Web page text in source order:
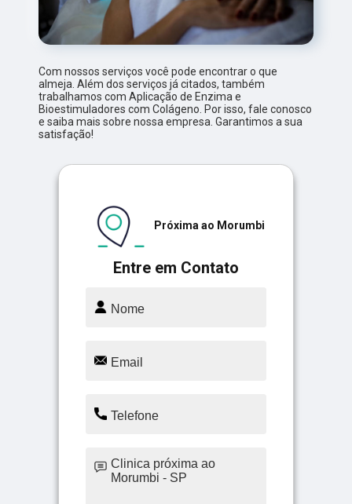
Com nossos serviços você pode encontrar o que
almeja. Além dos serviços já citados, também
trabalhamos com Aplicação de Enzima e
Bioestimuladores com Colágeno. Por isso, fale conosco
e saiba mais sobre nossa empresa. Garantimos a sua
satisfação!
Entre em Contato
Próxima ao Morumbi